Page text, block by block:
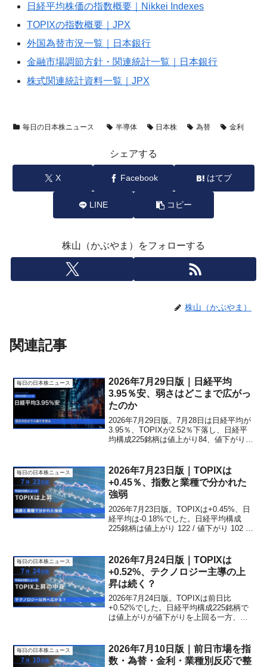
日経平均株価の指数概要｜Nikkei Indexes
TOPIXの指数概要｜JPX
外国為替市況一覧｜日本銀行
金融市場調節方針・関連統計一覧｜日本銀行
株式関連統計資料一覧｜JPX
毎日の日本株ニュース 半導体 日本株 為替 金利
シェアする
X Facebook はてブ
LINE コピー
株山（かぶやま）をフォローする
株山（かぶやま）
関連記事
毎日の日本株ニュース
2026年7月29日版｜日経平均
3.95％安、弱さはどこまで広がっ
たのか
2026年7月29日版。7月28日は日経平均が
3.95％、TOPIXが2.52％下落し、日経平
均構成225銘柄は値上がり84、値下がり
点を整理します。
毎日の日本株ニュース
2026年7月23日版｜TOPIXは
+0.45％、指数と業種で分かれた
強弱
2026年7月23日版。TOPIXは+0.45%、日
経平均は-0.18%でした。日経平均構成
225銘柄は値上がり 122 / 値下がり 102 /
します。
毎日の日本株ニュース
2026年7月24日版｜TOPIXは
+0.52%、テクノロジー主導の上
昇は続く？
2026年7月24日版。TOPIXは前日比
+0.52%でした。日経平均構成225銘柄で
は値上がりが値下がりを上回る一方、指
か、市場の厚みも確認します。
毎日の日本株ニュース
2026年7月10日版｜前日市場を指
数・為替・金利・業種別反応で整